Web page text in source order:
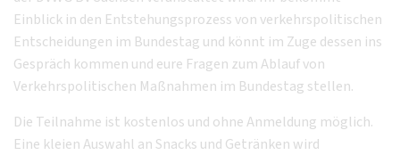
Einblick in den Entstehungsprozess von verkehrspolitischen
Entscheidungen im Bundestag und könnt im Zuge dessen ins
Gespräch kommen und eure Fragen zum Ablauf von
Verkehrspolitischen Maßnahmen im Bundestag stellen.
Die Teilnahme ist kostenlos und ohne Anmeldung möglich.
Eine kleien Auswahl an Snacks und Getränken wird